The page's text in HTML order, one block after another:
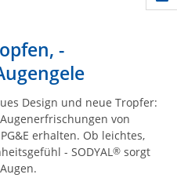
-
Design und neue Tropfer:
von
erhalten. Ob leichtes,
- SODYAL ® sorgt